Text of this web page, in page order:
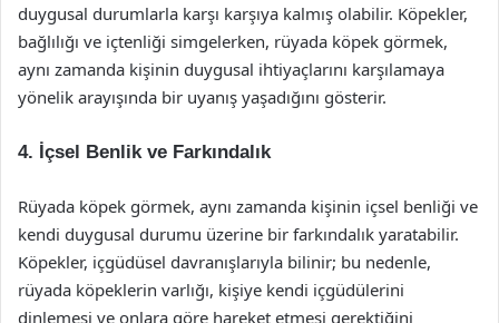
duygusal durumlarla karşı karşıya kalmış olabilir. Köpekler,
bağlılığı ve içtenliği simgelerken, rüyada köpek görmek,
aynı zamanda kişinin duygusal ihtiyaçlarını karşılamaya
yönelik arayışında bir uyanış yaşadığını gösterir.
4. İçsel Benlik ve Farkındalık
Rüyada köpek görmek, aynı zamanda kişinin içsel benliği ve
kendi duygusal durumu üzerine bir farkındalık yaratabilir.
Köpekler, içgüdüsel davranışlarıyla bilinir; bu nedenle,
rüyada köpeklerin varlığı, kişiye kendi içgüdülerini
dinlemesi ve onlara göre hareket etmesi gerektiğini